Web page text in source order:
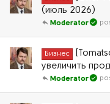
(июль 2026)
Moderator
Бизнес
увеличить
Moderator